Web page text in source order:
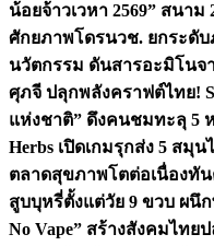
น้อยจ้าวเวหา 2569” สนา
ศักยภาพโดรนวช. ยกระดั
นวัตกรรม ดันสารอะมิโนจ
ศุภจี ปลุกพลังคราฟต์ไทย!
แห่งชาติ” ดึงคนชมทะลุ 5
Herbs เปิดเกมรุกส่ง 5 สมุ
ตลาดสุขภาพโตต่อเนื่องทัน
สูบบุหรี่ตั้งแต่วัย 9 ขวบ ผนึก
No Vape” สร้างสังคมไท